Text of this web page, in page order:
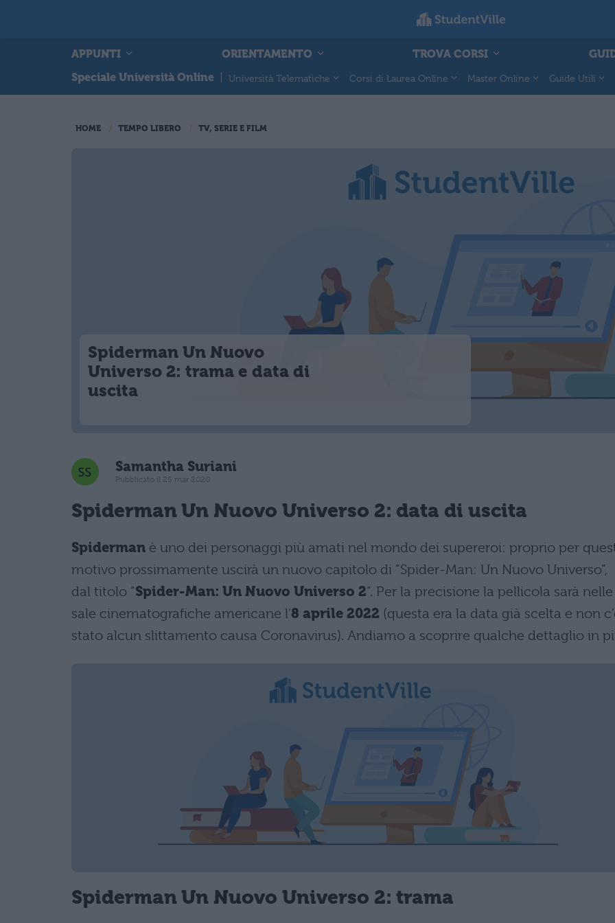
APPUNTI ORIENTAMENTO TROVA CORSI
Speciale Università Online
Università Telematiche Corsi di Laurea Online Master Online Guide Utili
HOME TEMPO LIBERO TV, SERIE E FILM
Spiderman Un Nuovo
Universo 2: trama e data di
uscita
Samantha Suriani
Pubblicato il 25 mar 2020
Spiderman Un Nuovo Universo 2: data di uscita
Spiderman è uno dei personaggi più amati nel mondo dei supereroi: proprio per
motivo prossimamente uscirà un nuovo capitolo di “Spider-Man: Un Nuovo Universo”,
dal titolo “Spider-Man: Un Nuovo Universo 2“. Per la precisione la pellicola sarà nelle
sale cinematografiche americane l’8 aprile 2022 (questa era la data già scelta e non
stato alcun slittamento causa Coronavirus). Andiamo a scoprire qualche dettaglio in
Spiderman Un Nuovo Universo 2: trama